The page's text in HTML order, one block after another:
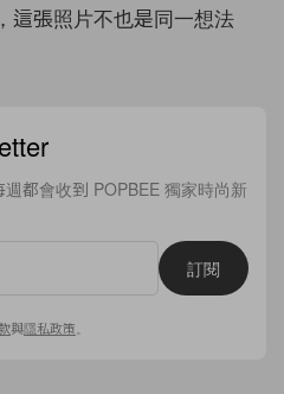
這張照片不也是同一想法
都會收到 POPBEE 獨家時尚新
訂閱
與隱私政策